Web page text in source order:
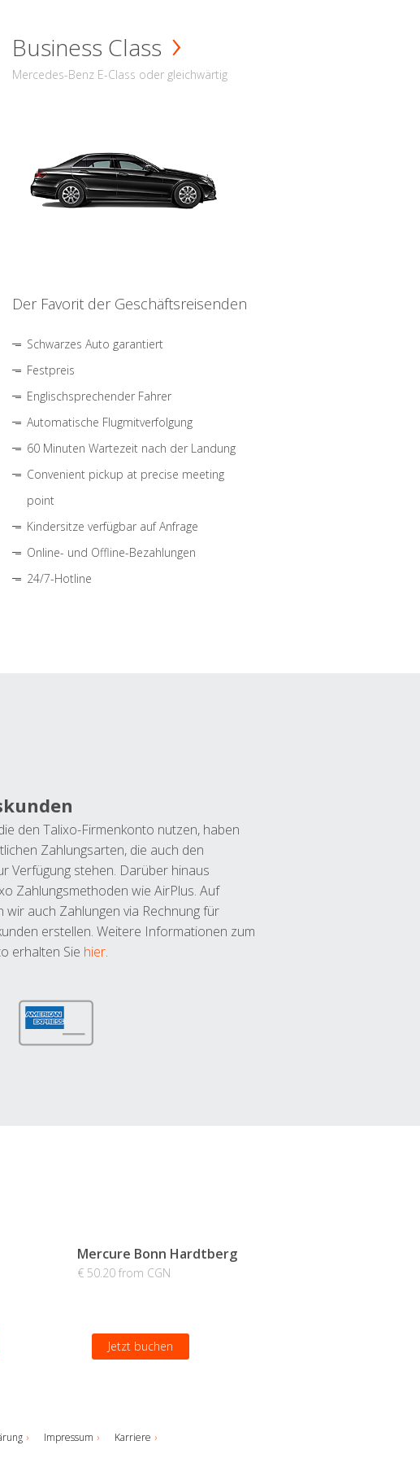
Business Class
Mercedes-Benz E-Class oder gleichwärtig
Der Favorit der Geschäftsreisenden
Schwarzes Auto garantiert
Festpreis
Englischsprechender Fahrer
Automatische Flugmitverfolgung
60 Minuten Wartezeit nach der Landung
Convenient pickup at precise meeting
point
Kindersitze verfügbar auf Anfrage
Online- und Offline-Bezahlungen
24/7-Hotline
den Talixo-Firmenkonto nutzen, haben
Zahlungsarten, die auch den
Verfügung stehen. Darüber hinaus
Zahlungsmethoden wie AirPlus. Auf
wir auch Zahlungen via Rechnung für
erstellen. Weitere Informationen zum
erhalten Sie hier.
Mercure Bonn Hardtberg
€ 50.20 from CGN
Jetzt buchen
Impressum
Karriere